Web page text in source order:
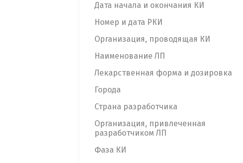
Дата начала и окончания КИ
Номер и дата РКИ
Организация, проводящая КИ
Наименование ЛП
Лекарственная форма и дозировка
Города
Страна разработчика
Организация, привлеченная
разработчиком ЛП
Фаза КИ